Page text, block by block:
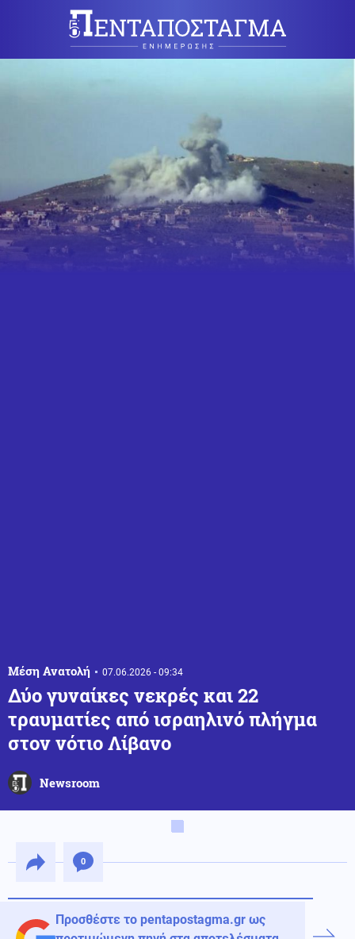
Μέση Ανατολή 07.06.2026 - 09:34
Δύο γυναίκες νεκρές και 22
τραυματίες από ισραηλινό πλήγμα
στον νότιο Λίβανο
Newsroom
0
Προσθέστε το pentapostagma.gr ως